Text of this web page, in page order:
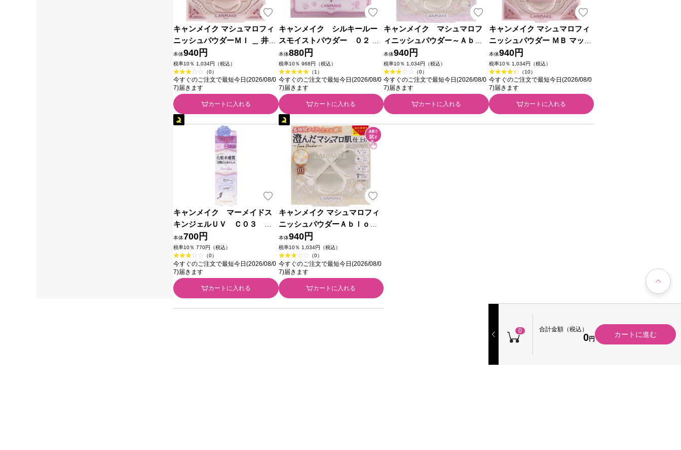
0 合計金額（税込）
0円
カートに進む
キャンメイク マシュマロフィ
ニッシュパウダーＭＩ ＿ 井田
ラボラトリーズ
本体940円
税率10％ 1,034円（税込）
（0）
今すぐのご注文で最短今日(2026/08/0
7)届きます
カートに入れる
キャンメイク シルキールー
スモイストパウダー ０２ ＿
井田ラボラトリーズ
本体880円
税率10％ 968円（税込）
（1）
今すぐのご注文で最短今日(2026/08/0
7)届きます
カートに入れる
キャンメイク マシュマロフ
ィニッシュパウダー～Ａｂｌ
ｏｏｍ～０２ ＿ 井田ラボラト
リーズ
本体940円
税率10％ 1,034円（税込）
（0）
今すぐのご注文で最短今日(2026/08/0
7)届きます
カートに入れる
キャンメイク マシュマロフィ
ニッシュパウダー ＭＢ マット
ベージュオークル ＿ 井田ラボ
ラトリーズ
本体940円
税率10％ 1,034円（税込）
（10）
今すぐのご注文で最短今日(2026/08/0
7)届きます
カートに入れる
キャンメイク マーメイドス
キンジェルＵＶ Ｃ０３ ピ
ュアパープル ＿ 井田ラボラト
リーズ
本体700円
税率10％ 770円（税込）
（0）
今すぐのご注文で最短今日(2026/08/0
7)届きます
カートに入れる
キャンメイク マシュマロフィ
ニッシュパウダーＡｂｌｏｏ
ｍ ０３ ＿ 井田ラボラトリーズ
本体940円
税率10％ 1,034円（税込）
（0）
今すぐのご注文で最短今日(2026/08/0
7)届きます
カートに入れる